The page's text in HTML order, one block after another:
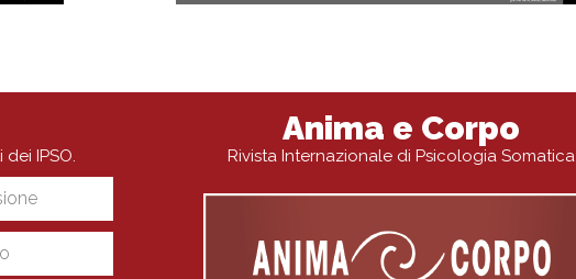
IPSO.
Anima e Corpo
Rivista Internazionale di Psicologia Somatica